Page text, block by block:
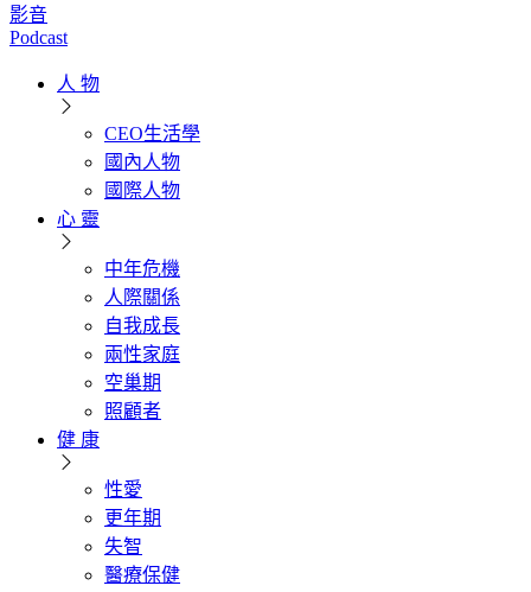
影音
Podcast
人 物
CEO生活學
國內人物
國際人物
心 靈
中年危機
人際關係
自我成長
兩性家庭
空巢期
照顧者
健 康
性愛
更年期
失智
醫療保健